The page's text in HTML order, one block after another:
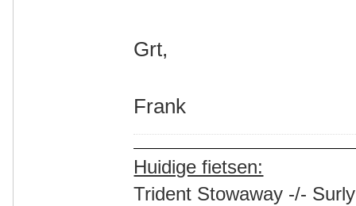
Grt,
Frank
Huidige fietsen:
Trident Stowaway -/-